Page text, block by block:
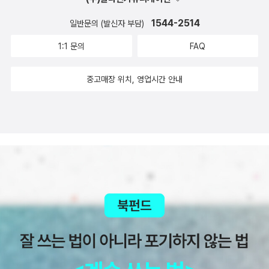
인해 어깨와 뒷목이 뭉쳐 한의원에 가 침을 맞았을 지언정, 나는 이 회
가 됐든 돈을 벌기 위해서도, 그리고 그보다 크게는 내가 무너지지 않
시간에 나가서 일정한 시간에 돌아오는 무언가를 해야겠다고 생각한
다. 그 이후로 그가 쓴 글은 포장을 잘한 가짜로 보인다. 세상에는 해
일이 밀려와도 조개를 줍는 사람들이 있다. 드물지만 있다고 믿는다.
조개를 주워야만 하는 사람의 심정을 알아야만 한다고, 아니 그 조개
워드 진은 글과 말과 삶이 일치한 드문 사람이었다. 진은 태생부터가
가진 자 편에 서기 어려웠다. 그의 부모는 유럽에서 이주한 유대인 노
동자였고, 진 그 자신도 어릴 때부터 노동을 해야만 했다. 어렵사리 구
한 찰스 디킨스의 소설을 읽으면서 문학에 빠져들었고, 자신의 경험
들-평화집회에서 맞은 곤봉 세례, 전쟁에 징집당해 목격한 참혹함, 노
동자조합을 설립해 일하면서 몸소 겪은 자본주의의 폐해, 가난한 집
인인 리영희 선생께서 쓰신 책이다. 리영희가 쓴 전환시대의 논리 또
한 베트남 전쟁에 대해 아주 심도있게 다루고 있다. 2000년대 들어
그중에 1/5은 베트남 전쟁에 대해 다루고 있다. 베트남 전쟁에 대한
선생은 이 책을 통해 새로운 패러다임을 제시했다. 물론 그런 관점을
싫어하는 보수세력의 경우 이 책의 관점을 매우 싫어하겠지만 군사독
다는 점에서 분명 읽어볼 만한 책이자 명저다. 5. 왜 호찌민
인가 치과의사이자 한베평화재단 이사역을 맡고 있는 저자 송필경 선
마음과 그렇게 되지 못하는 괴리 속에서 나의 청춘은 저 멀리에서 멈
춰 있다. 다시, 가슴뛸 수 있을까. 너무 오래 나는 멈춰 있다. 정말 다
인이 행한 일들의 기록이다. 행동하고 행동할 수밖에 없었던 것에 대
져온 응답하라 1988이라는 드라마가 가족의 가치를 조명하며 가족
에 대한 옛 향수를 자극하고 가족애를 드높였다. 그런 분위기 속에서
눈에 띄는 책이다. 한 가족이 함께 독서를 하며 성장해 가는 이야기.
어랏. 근데 이 가족도 심상치는 않다. 아빠는 파업중, 엄마는 직업병으
로 백수라고? 아이들은 어떻게? 이런 상황에서 독서를 통해 서로 공
감하고 소통을 했다는데..... 아 이런, 부러운 가족......요즘 들어 기가
에 중립은 없다>가 개정판이 나왔다. 오른쪽 책이 내가 가지고 있는
구판. 왼쪽이 이번에 새로나온 책이다. 개인적으로는 내가 가지고 있
는 게 더 맘에 드네... 뭔가 정말 '중립'이라는 걸 생각하게 하는 것 같
이 나올 때마다 샀었다.. 제대로 읽은 건 뭐였지..? 흠냐흠냐. 아
랐다.《포츠머스 헤럴드》는 이 작품에 대해 '스토리는 어둡고 스타일
은 최고급 아일랜드 위스키처럼 우아하고 부드러우며 여유롭다' 라고
평했으며, 작가이자 평론가인 데이비드 민스는 '엘모어 레너드와 제
다. - 알라딘 소개글 中 경찰이었다가 권력의 개가 되길 거부하고 아
일랜드 최초의 사설탐정이 된 잭 테일러의 이야기. 한번 사서 읽어봐
일반문의 (발신자 부담) 1544-2514
1:1 문의 FAQ
중고매장 위치, 영업시간 안내